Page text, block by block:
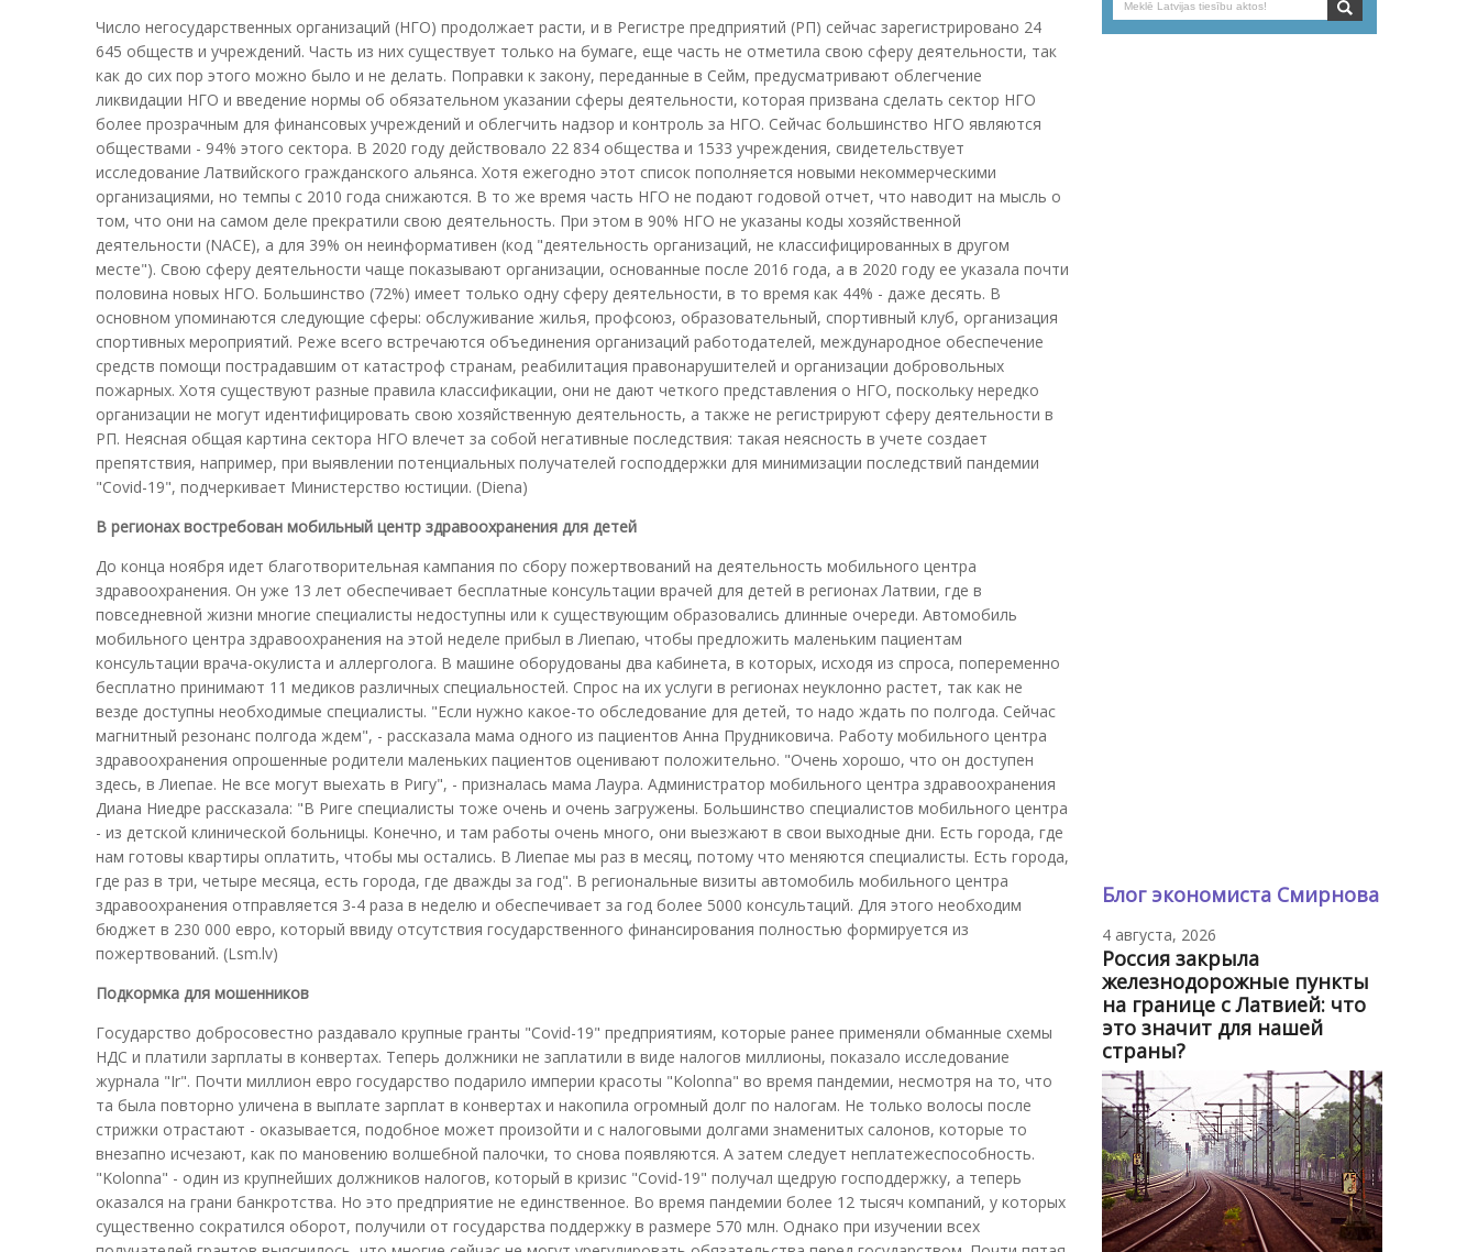
Число негосударственных организаций (НГО) продолжает расти, и в Регистре предприятий (РП) сейчас зарегистрировано 24
645 обществ и учреждений. Часть из них существует только на бумаге, еще часть не отметила свою сферу деятельности, так
как до сих пор этого можно было и не делать. Поправки к закону, переданные в Сейм, предусматривают облегчение
ликвидации НГО и введение нормы об обязательном указании сферы деятельности, которая призвана сделать сектор НГО
более прозрачным для финансовых учреждений и облегчить надзор и контроль за НГО. Сейчас большинство НГО являются
обществами - 94% этого сектора. В 2020 году действовало 22 834 общества и 1533 учреждения, свидетельствует
исследование Латвийского гражданского альянса. Хотя ежегодно этот список пополняется новыми некоммерческими
организациями, но темпы с 2010 года снижаются. В то же время часть НГО не подают годовой отчет, что наводит на мысль о
том, что они на самом деле прекратили свою деятельность. При этом в 90% НГО не указаны коды хозяйственной
деятельности (NACE), а для 39% он неинформативен (код "деятельность организаций, не классифицированных в другом
месте"). Свою сферу деятельности чаще показывают организации, основанные после 2016 года, а в 2020 году ее указала почти
половина новых НГО. Большинство (72%) имеет только одну сферу деятельности, в то время как 44% - даже десять. В
основном упоминаются следующие сферы: обслуживание жилья, профсоюз, образовательный, спортивный клуб, организация
спортивных мероприятий. Реже всего встречаются объединения организаций работодателей, международное обеспечение
средств помощи пострадавшим от катастроф странам, реабилитация правонарушителей и организации добровольных
пожарных. Хотя существуют разные правила классификации, они не дают четкого представления о НГО, поскольку нередко
организации не могут идентифицировать свою хозяйственную деятельность, а также не регистрируют сферу деятельности в
РП. Неясная общая картина сектора НГО влечет за собой негативные последствия: такая неясность в учете создает
препятствия, например, при выявлении потенциальных получателей господдержки для минимизации последствий пандемии
"Covid-19", подчеркивает Министерство юстиции. (Diena)
В регионах востребован мобильный центр здравоохранения для детей
До конца ноября идет благотворительная кампания по сбору пожертвований на деятельность мобильного центра
здравоохранения. Он уже 13 лет обеспечивает бесплатные консультации врачей для детей в регионах Латвии, где в
повседневной жизни многие специалисты недоступны или к существующим образовались длинные очереди. Автомобиль
мобильного центра здравоохранения на этой неделе прибыл в Лиепаю, чтобы предложить маленьким пациентам
консультации врача-окулиста и аллерголога. В машине оборудованы два кабинета, в которых, исходя из спроса, попеременно
бесплатно принимают 11 медиков различных специальностей. Спрос на их услуги в регионах неуклонно растет, так как не
везде доступны необходимые специалисты. "Если нужно какое-то обследование для детей, то надо ждать по полгода. Сейчас
магнитный резонанс полгода ждем", - рассказала мама одного из пациентов Анна Прудниковича. Работу мобильного центра
здравоохранения опрошенные родители маленьких пациентов оценивают положительно. "Очень хорошо, что он доступен
здесь, в Лиепае. Не все могут выехать в Ригу", - призналась мама Лаура. Администратор мобильного центра здравоохранения
Диана Ниедре рассказала: "В Риге специалисты тоже очень и очень загружены. Большинство специалистов мобильного центра
- из детской клинической больницы. Конечно, и там работы очень много, они выезжают в свои выходные дни. Есть города, где
нам готовы квартиры оплатить, чтобы мы остались. В Лиепае мы раз в месяц, потому что меняются специалисты. Есть города,
где раз в три, четыре месяца, есть города, где дважды за год". В региональные визиты автомобиль мобильного центра
здравоохранения отправляется 3-4 раза в неделю и обеспечивает за год более 5000 консультаций. Для этого необходим
бюджет в 230 000 евро, который ввиду отсутствия государственного финансирования полностью формируется из
пожертвований. (Lsm.lv)
Подкормка для мошенников
Государство добросовестно раздавало крупные гранты "Covid-19" предприятиям, которые ранее применяли обманные схемы
НДС и платили зарплаты в конвертах. Теперь должники не заплатили в виде налогов миллионы, показало исследование
журнала "Ir". Почти миллион евро государство подарило империи красоты "Kolonna" во время пандемии, несмотря на то, что
та была повторно уличена в выплате зарплат в конвертах и накопила огромный долг по налогам. Не только волосы после
стрижки отрастают - оказывается, подобное может произойти и с налоговыми долгами знаменитых салонов, которые то
внезапно исчезают, как по мановению волшебной палочки, то снова появляются. А затем следует неплатежеспособность.
"Kolonna" - один из крупнейших должников налогов, который в кризис "Covid-19" получал щедрую господдержку, а теперь
оказался на грани банкротства. Но это предприятие не единственное. Во время пандемии более 12 тысяч компаний, у которых
существенно сократился оборот, получили от государства поддержку в размере 570 млн. Однако при изучении всех
Блог экономиста Смирнова
4 августа, 2026
Россия закрыла
железнодорожные пункты
на границе с Латвией: что
это значит для нашей
страны?